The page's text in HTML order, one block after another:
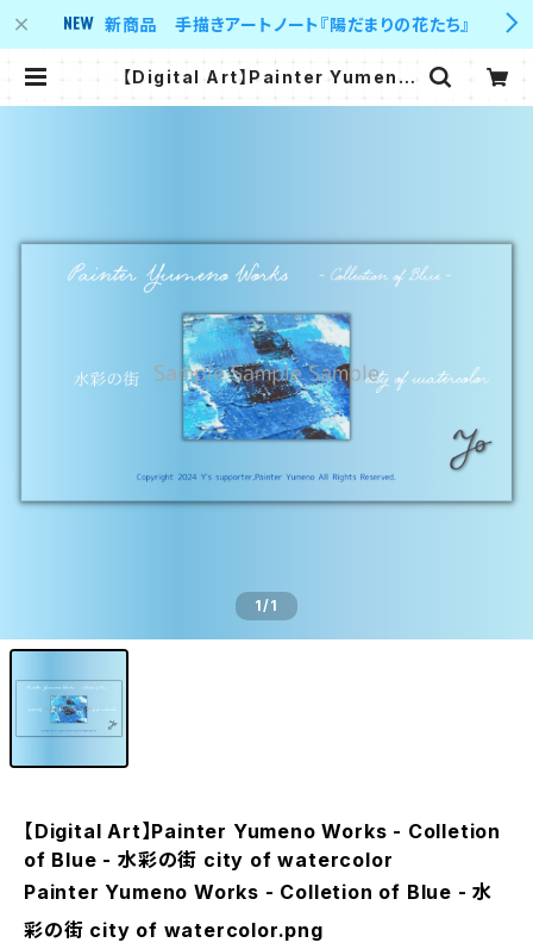
新商品 手描きアートノート『陽だまりの花たち』
【Digital Art】Painter Yumeno
1/1
【Digital Art】Painter Yumeno Works - Colletion
of Blue - 水彩の街 city of watercolor
Painter Yumeno Works - Colletion of Blue - 水
彩の街 city of watercolor.png